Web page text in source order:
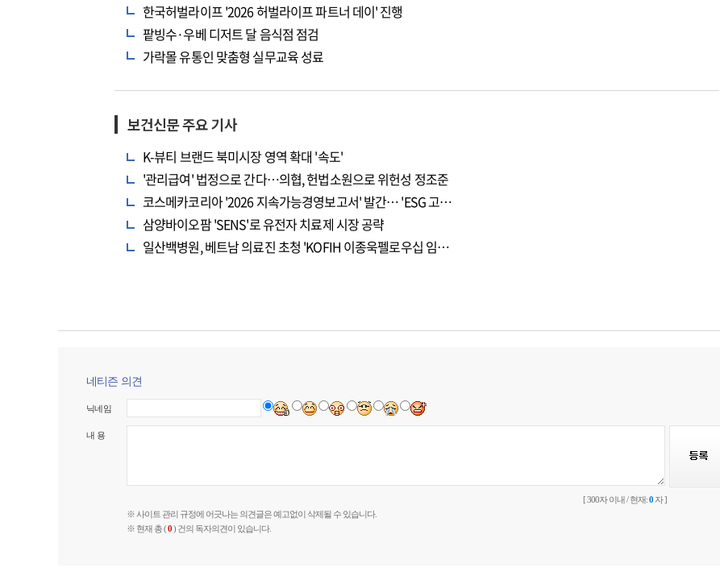
한국허벌라이프 '2026 허벌라이프 파트너 데이' 진행
팥빙수·우베 디저트 달 음식점 점검
가락몰 유통인 맞춤형 실무교육 성료
보건신문 주요 기사
K-뷰티 브랜드 북미시장 영역 확대 '속도'
'관리급여' 법정으로 간다…의협, 헌법소원으로 위헌성 정조준
코스메카코리아 '2026 지속가능경영보고서' 발간… 'ESG 고…
삼양바이오팜 'SENS'로 유전자 치료제 시장 공략
일산백병원, 베트남 의료진 초청 'KOFIH 이종욱펠로우십 임…
네티즌 의견
닉네임
내 용
[ 300자 이내 / 현재:0 자 ]
※ 사이트 관리 규정에 어긋나는 의견글은 예고없이 삭제될 수 있습니다.
※ 현재 총 (0) 건의 독자의견이 있습니다.